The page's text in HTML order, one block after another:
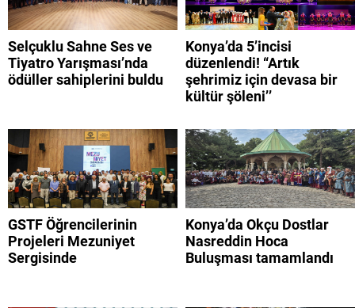
Selçuklu Sahne Ses ve
Tiyatro Yarışması’nda
ödüller sahiplerini buldu
Konya’da 5’incisi
düzenlendi! “Artık
şehrimiz için devasa bir
kültür şöleni’’
GSTF Öğrencilerinin
Projeleri Mezuniyet
Sergisinde
Konya’da Okçu Dostlar
Nasreddin Hoca
Buluşması tamamlandı